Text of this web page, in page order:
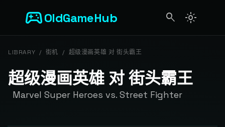
sports_esportsOldGameHub search light_mode
LIBRARY / 街机 / 超级漫画英雄 对 街头霸王
超级漫画英雄 对 街头霸王
Marvel Super Heroes vs. Street Fighter